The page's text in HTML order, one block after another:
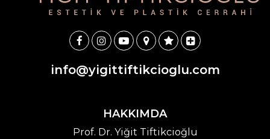
info@yigittiftikcioglu.com
HAKKIMDA
Prof. Dr. Yiğit Tiftikcioğlu